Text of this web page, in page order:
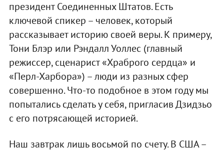
президент Соединенных Штатов. Есть
ключевой спикер – человек, который
рассказывает историю своей веры. К примеру,
Тони Блэр или Рэндалл Уоллес (главный
режиссер, сценарист «Храброго сердца» и
«Перл-Харбора») – люди из разных сфер
совершенно. Что-то подобное в этом году мы
попытались сделать у себя, пригласив Дзидзьо
с его потрясающей историей.
Наш завтрак лишь восьмой по счету. В США –